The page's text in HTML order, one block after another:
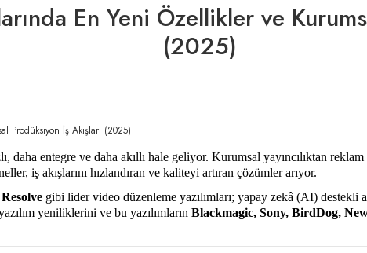
En Yeni Özellikler ve
(2025)
daha entegre ve daha akıllı hale geliyor. Kurumsal yayıncılıktan
iş akışlarını hızlandıran ve kaliteyi artıran çözümler arıyor.
gibi lider video düzenleme yazılımları; yapay zekâ (AI)
yeniliklerini ve bu yazılımların Blackmagic, Sony, BirdDog,